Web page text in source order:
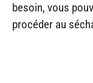
besoin, vous
procéder au